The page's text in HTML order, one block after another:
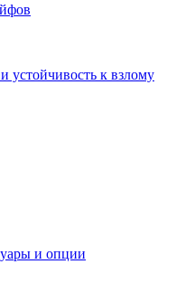
устойчивость к взлому
и опции